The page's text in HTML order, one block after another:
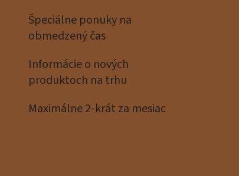
Špeciálne ponuky na
obmedzený čas
Informácie o nových
produktoch na trhu
Maximálne 2-krát za mesiac